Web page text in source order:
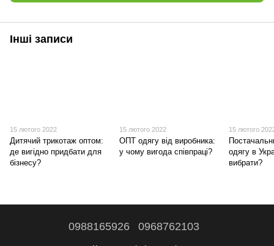
Інші записи
15 лютого 2022
Дитячий трикотаж оптом:
де вигідно придбати для
бізнесу?
15 лютого 2022
ОПТ одягу від виробника:
у чому вигода співпраці?
15 лютого
одягу в
вибрати?
0988165926 0968762103